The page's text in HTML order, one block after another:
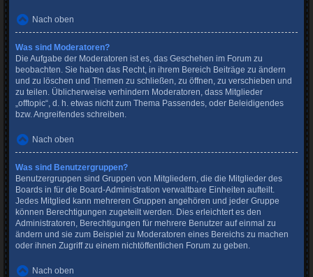
Nach oben
Was sind Moderatoren?
Die Aufgabe der Moderatoren ist es, das Geschehen im Forum zu
beobachten. Sie haben das Recht, in ihrem Bereich Beiträge zu ändern
und zu löschen und Themen zu schließen, zu öffnen, zu verschieben und
zu teilen. Üblicherweise verhindern Moderatoren, dass Mitglieder
„offtopic“, d. h. etwas nicht zum Thema Passendes, oder Beleidigendes
bzw. Angreifendes schreiben.
Nach oben
Was sind Benutzergruppen?
Benutzergruppen sind Gruppen von Mitgliedern, die die Mitglieder des
Boards in für die Board-Administration verwaltbare Einheiten aufteilt.
Jedes Mitglied kann mehreren Gruppen angehören und jeder Gruppe
können Berechtigungen zugeteilt werden. Dies erleichtert es den
Administratoren, Berechtigungen für mehrere Benutzer auf einmal zu
ändern und sie zum Beispiel zu Moderatoren eines Bereichs zu machen
oder ihnen Zugriff zu einem nichtöffentlichen Forum zu geben.
Nach oben